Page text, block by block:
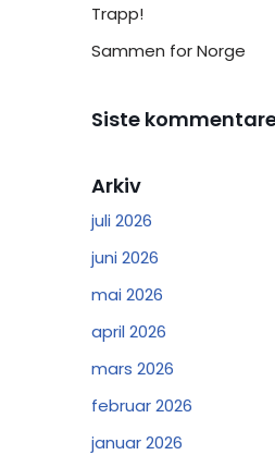
Trapp!
Sammen for Norge
Siste
Arkiv
juli 2026
juni 2026
mai 2026
april 2026
mars 2026
februar 2026
januar 2026